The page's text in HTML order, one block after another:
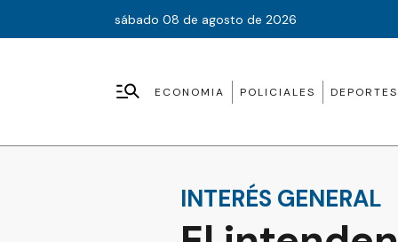
sábado 08 de agosto de 2026
ECONOMIA POLICIALES DEPORTES
INTERÉS GENERAL